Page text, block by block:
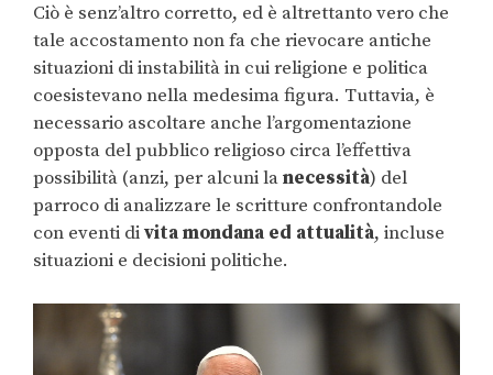
Ciò è senz’altro corretto, ed è altrettanto vero che
tale accostamento non fa che rievocare antiche
situazioni di instabilità in cui religione e politica
coesistevano nella medesima figura. Tuttavia, è
necessario ascoltare anche l’argomentazione
opposta del pubblico religioso circa l’effettiva
possibilità (anzi, per alcuni lanecessità) del
parroco di analizzare le scritture confrontandole
con eventi divita mondana ed attualità, incluse
situazioni e decisioni politiche.